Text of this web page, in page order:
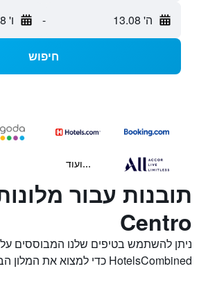
ה' 13.08 - ו' 14.08
חיפוש
...ועוד
תובנות עבור
Centro
ניתן להשתמש בטיפים שלנו המבוססים על
HotelsCombined כדי למצוא את המלון הבא שלך בתוך Centro.